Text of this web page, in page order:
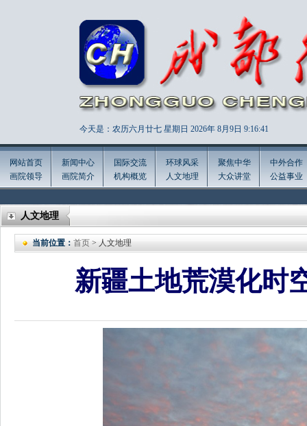
今天是：农历六月廿七 星期日 2026年 8月9日 9:16:43
网站首页
画院领导
新闻中心
画院简介
国际交流
机构概览
环球风采
人文地理
聚焦中华
大众讲堂
中外合作
公益事业
人文地理
当前位置： 首页 > 人文地理
新疆土地荒漠化时